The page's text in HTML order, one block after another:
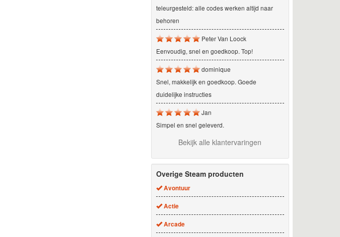
teleurgesteld: alle codes werken altijd naar
behoren
Peter Van Loock
Eenvoudig, snel en goedkoop. Top!
dominique
Snel, makkelijk en goedkoop. Goede
duidelijke instructies
Jan
Simpel en snel geleverd.
Bekijk alle klantervaringen
Overige Steam producten
Avontuur
Actie
Arcade